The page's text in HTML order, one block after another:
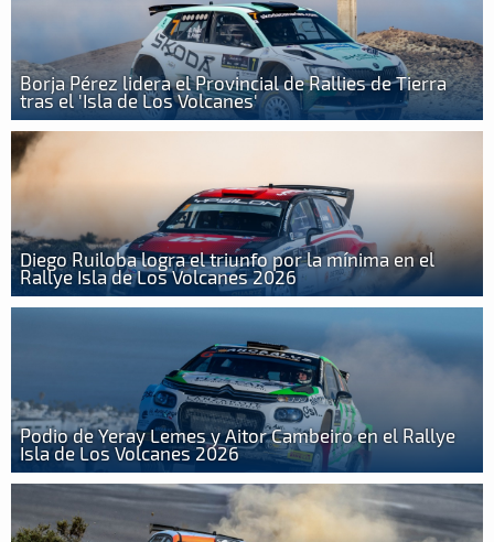
Borja Pérez lidera el Provincial de Rallies de Tierra
tras el 'Isla de Los Volcanes'
Diego Ruiloba logra el triunfo por la mínima en el
Rallye Isla de Los Volcanes 2026
Podio de Yeray Lemes y Aitor Cambeiro en el Rallye
Isla de Los Volcanes 2026